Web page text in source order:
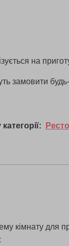
на
замовити
кімнату